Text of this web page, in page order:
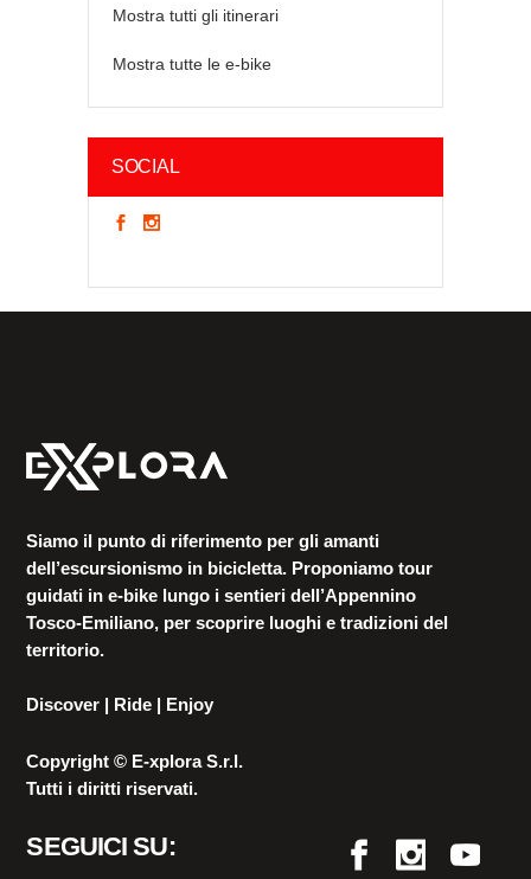
Mostra tutti gli itinerari
Mostra tutte le e-bike
SOCIAL
Siamo il punto di riferimento per gli amanti
dell’escursionismo in bicicletta. Proponiamo tour
guidati in e-bike lungo i sentieri dell’Appennino
Tosco-Emiliano, per scoprire luoghi e tradizioni del
territorio.
Discover | Ride | Enjoy
Copyright © E-xplora S.r.l.
Tutti i diritti riservati.
SEGUICI SU: